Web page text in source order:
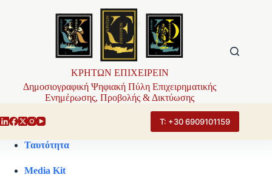
ΚΡΗΤΩΝ ΕΠΙΧΕΙΡΕΙΝ
Δημοσιογραφική Ψηφιακή Πύλη Επιχειρηματικής
Ενημέρωσης, Προβολής & Δικτύωσης
Τ: +30 6909101159
Ταυτότητα
Media Kit